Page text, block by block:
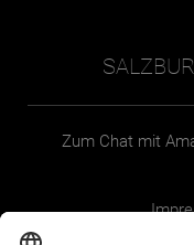
Zum Chat mit